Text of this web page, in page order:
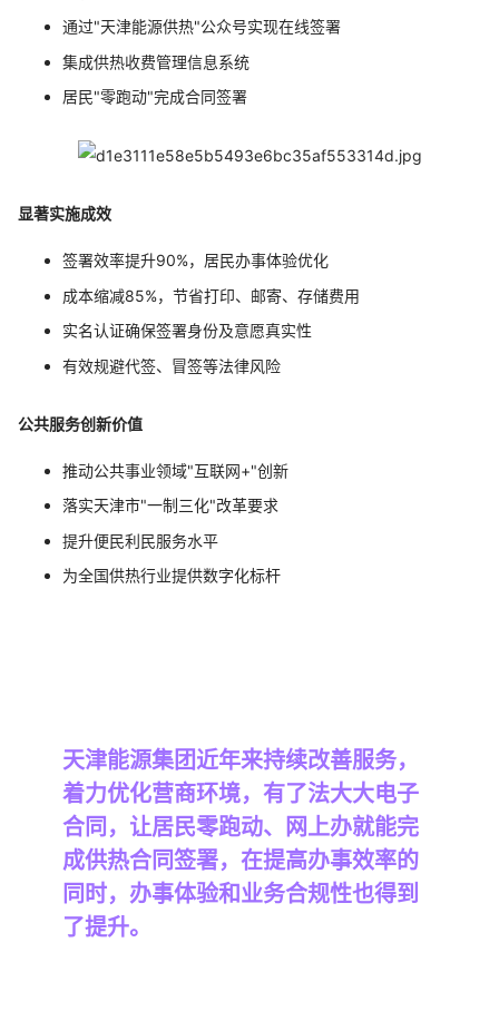
通过"天津能源供热"公众号实现在线签署
集成供热收费管理信息系统
居民"零跑动"完成合同签署
显著实施成效
签署效率提升90%，居民办事体验优化
成本缩减85%，节省打印、邮寄、存储费用
实名认证确保签署身份及意愿真实性
有效规避代签、冒签等法律风险
公共服务创新价值
推动公共事业领域"互联网+"创新
落实天津市"一制三化"改革要求
提升便民利民服务水平
为全国供热行业提供数字化标杆
天津能源集团近年来持续改善服务，
着力优化营商环境，有了法大大电子
合同，让居民零跑动、网上办就能完
成供热合同签署，在提高办事效率的
同时，办事体验和业务合规性也得到
了提升。